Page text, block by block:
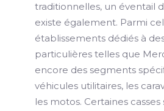
traditionnelles, un éventail
existe également. Parmi
établissements dédiés à
particulières telles que
encore des segments
véhicules utilitaires, les
les motos. Certaines